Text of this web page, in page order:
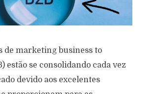
de marketing business to
estão se consolidando cada vez
devido aos excelentes